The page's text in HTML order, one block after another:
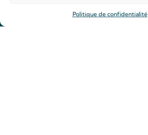
Politique de confidentialité
Rejoindre la Famille de Louis et Zélie